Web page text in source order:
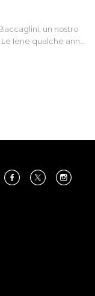
un nostro
Iene qualche anno